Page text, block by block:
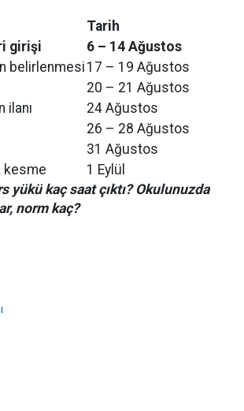
Tarih
girişi
6 – 14 Ağustos
belirlenmesi 17 – 19 Ağustos
20 – 21 Ağustos
ilanı
24 Ağustos
26 – 28 Ağustos
31 Ağustos
kesme
1 Eylül
yükü kaç saat çıktı? Okulunuzda
norm kaç?